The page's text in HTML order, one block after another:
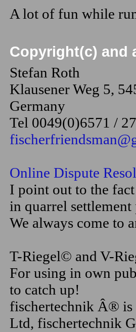
A lot of fun while
Copyright(c) and
Stefan Roth
Klausener Weg 5,
Germany
Tel 0049(0)6571 /
Online Dispute
I point out to the
in quarrel
We always come to
T-Riegel© and V-
For using in own
to catch up!
fischertechnik Â® is
Ltd, fischertechnik